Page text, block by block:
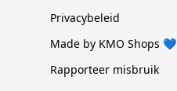
Privacybeleid
Made by KMO Shops 💙
Rapporteer misbruik